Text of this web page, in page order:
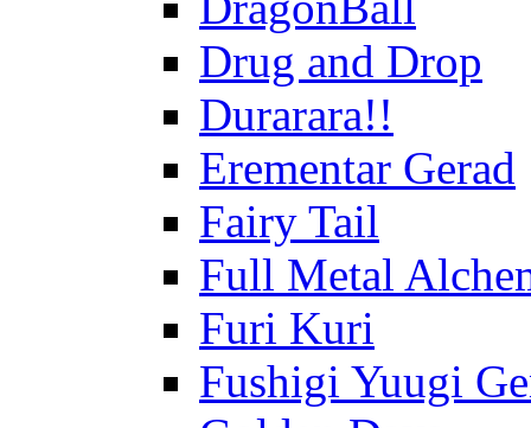
Drug and Drop
Durarara!!
Erementar Gerad
Fairy Tail
Full Metal
Furi Kuri
Fushigi Yuugi